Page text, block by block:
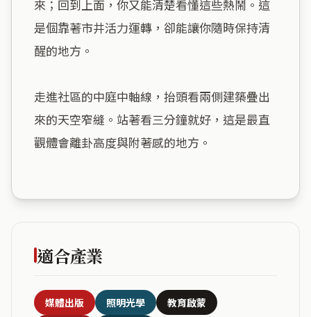
來；回到上面，你又能清楚看懂這些熱鬧。這
是個靠著市井活力運轉，卻能讓你隨時保持清
醒的地方。
走進社區的中庭中軸線，抬頭看兩側建築疊出
來的天空窄縫。站著看三分鐘就好，這是最直
觀體會離卦高度與附著感的地方。
適合產業
媒體出版 照明光學
教育啟蒙